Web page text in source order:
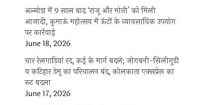
अल्मोड़ा में 9 साल बाद ‘राजू और मोती’ को मिली
आजादी, कुमाऊं महोत्सव में ऊंटों के व्यावसायिक उपयोग
पर कार्रवाई
June 18, 2026
चार रेलगाड़ियां रद, कई के मार्ग बदले; जोगबनी-सिलीगुड़ी
व कटिहार डेमू का परिचालन बंद, कोलकाता एक्सप्रेस का
रूट बदला
June 17, 2026